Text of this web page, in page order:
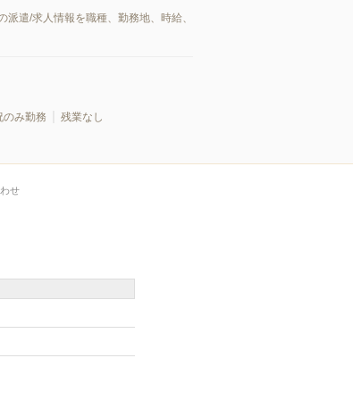
遣/求人情報を職種、勤務地、時給、
のみ勤務
残業なし
せ